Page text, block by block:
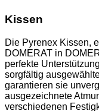
Kissen
Die Pyrenex Kissen,
DOMERAT in
perfekte
sorgfältig
garantieren sie
ausgezeichnete
verschiedenen